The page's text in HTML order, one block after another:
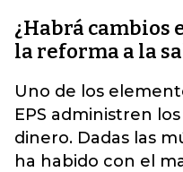
¿Habrá cambios
la reforma a la
Uno de los
EPS administren
dinero. Dadas las
ha habido con el